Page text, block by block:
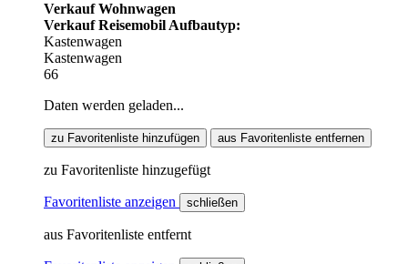
Verkauf Wohnwagen
Verkauf Reisemobil Aufbautyp:
Kastenwagen
Kastenwagen
66
Daten werden geladen...
zu Favoritenliste hinzufügen aus Favoritenliste entfernen
zu Favoritenliste hinzugefügt
Favoritenliste anzeigen schließen
aus Favoritenliste entfernt